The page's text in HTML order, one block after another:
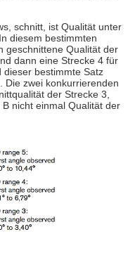
schnitt, ist Qualität unter
diesem bestimmten
geschnittene Qualität der
dann eine Strecke 4 für
dieser bestimmte Satz
Die zwei konkurrierenden
der Strecke 3,
nicht einmal Qualität der